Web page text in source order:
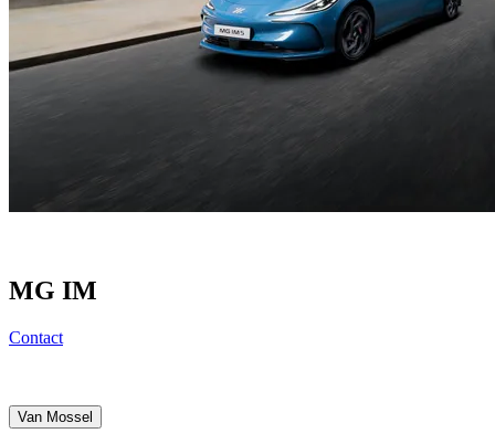
MG IM
Contact
Van Mossel